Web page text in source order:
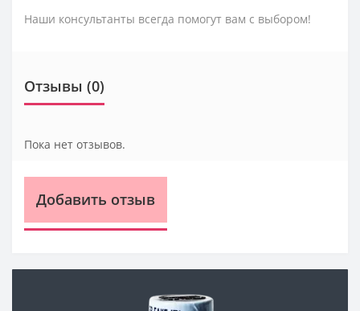
Наши консультанты всегда помогут вам с выбором!
Отзывы (0)
Пока нет отзывов.
Добавить отзыв